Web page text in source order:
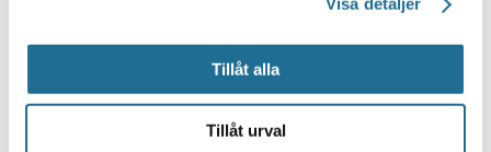
Tillåt alla
Tillåt urval